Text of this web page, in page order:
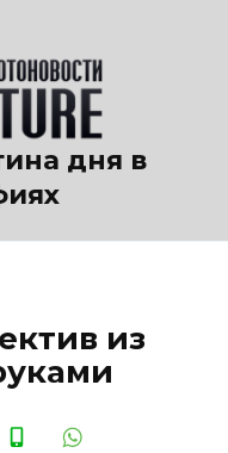
дня в
из